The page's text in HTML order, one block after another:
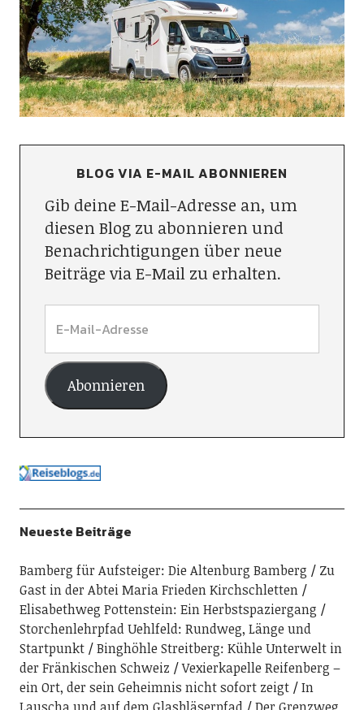
BLOG VIA E-MAIL ABONNIEREN
Gib deine E-Mail-Adresse an, um
diesen Blog zu abonnieren und
Benachrichtigungen über neue
Beiträge via E-Mail zu erhalten.
Abonnieren
Neueste Beiträge
Bamberg für Aufsteiger: Die Altenburg Bamberg
Zu
Gast in der Abtei Maria Frieden Kirchschletten
Elisabethweg Pottenstein: Ein Herbstspaziergang
Storchenlehrpfad Uehlfeld: Rundweg, Länge und
Startpunkt
Binghöhle Streitberg: Kühle Unterwelt in
der Fränkischen Schweiz
Vexierkapelle Reifenberg –
ein Ort, der sein Geheimnis nicht sofort zeigt
In